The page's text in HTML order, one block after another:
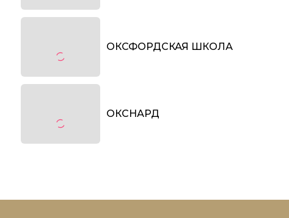
ОКСФОРДСКАЯ ШКОЛА
ОКСНАРД